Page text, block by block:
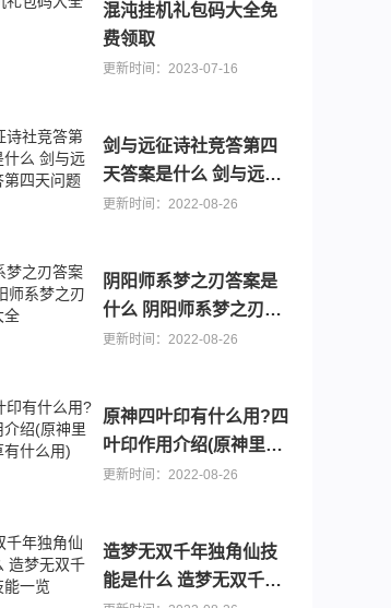
混沌挂机礼包码大全免
费领取
更新时间：2023-07-16
剑与远征诗社竞答第四
天答案是什么 剑与远征
诗社竞答第四天问题答
更新时间：2022-08-26
阴阳师系梦之刃答案是
什么 阴阳师系梦之刃答
案攻略大全
更新时间：2022-08-26
原神四叶印有什么用?四
叶印作用介绍(原神里面
的四叶草有什么用)
更新时间：2022-08-26
造梦无双千年独角仙技
能是什么 造梦无双千年